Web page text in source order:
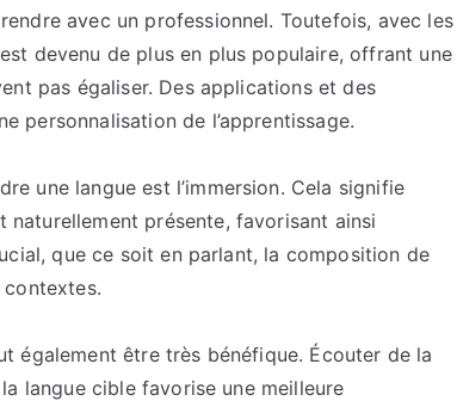
avec un professionnel. Toutefois, avec les
devenu de plus en plus populaire, offrant une
pas égaliser. Des applications et des
personnalisation de l’apprentissage.
une langue est l’immersion. Cela signifie
naturellement présente, favorisant ainsi
que ce soit en parlant, la composition de
également être très bénéfique. Écouter de la
langue cible favorise une meilleure